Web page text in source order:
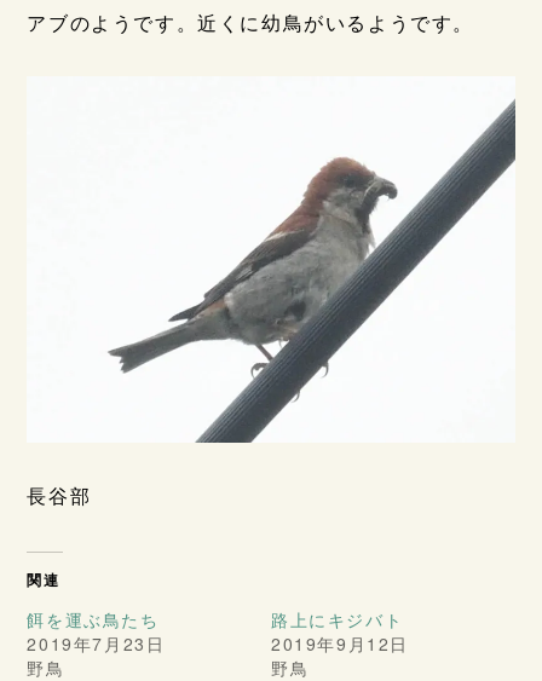
アブのようです。近くに幼鳥がいるようです。
長谷部
関連
餌を運ぶ鳥たち
2019年7月23日
野鳥
路上にキジバト
2019年9月12日
野鳥